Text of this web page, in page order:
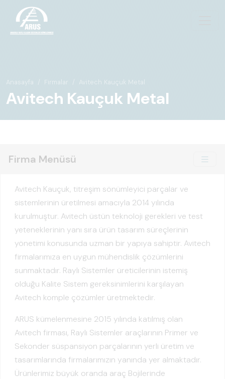
Anasayfa Firmalar Avitech Kauçuk Metal
Avitech Kauçuk Metal
Firma Menüsü
Avitech Kauçuk, titreşim sönümleyici parçalar ve
sistemlerinin üretilmesi amacıyla 2014 yılında
kurulmuştur. Avitech üstün teknoloji gerekleri ve test
yeteneklerinin yanı sıra ürün tasarım süreçlerinin
yönetimi konusunda uzman bir yapıya sahiptir. Avitech
firmalarımıza en uygun mühendislik çözümlerini
sunmaktadır. Raylı Sistemler üreticilerinin istemiş
olduğu Kalite Sistem gereksinimlerini karşılayan
Avitech komple çözümler üretmektedir.
ARUS kümelenmesine 2015 yılında katılmış olan
Avitech firması, Raylı Sistemler araçlarının Primer ve
Sekonder süspansiyon parçalarının yerli üretim ve
tasarımlarında firmalarımızın yanında yer almaktadır.
Ürünlerimiz büyük oranda araç Bojilerinde